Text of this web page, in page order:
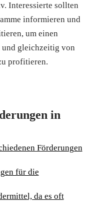
Interessierte sollten
informieren und
um einen
gleichzeitig von
profitieren.
in
Förderungen
für die
da es oft